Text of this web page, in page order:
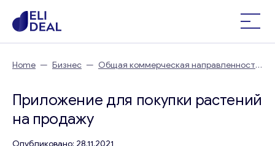
Home — Бизнес — Общая коммерческая направленность
Приложение для покупки растений
на продажу
Опубликовано: 28.11.2021